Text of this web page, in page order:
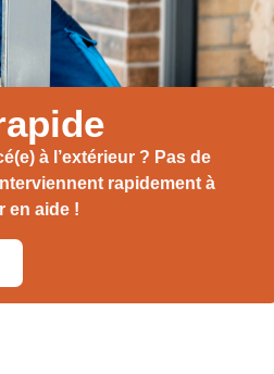
à l’extérieur ? Pas de
rapidement à
en aide !